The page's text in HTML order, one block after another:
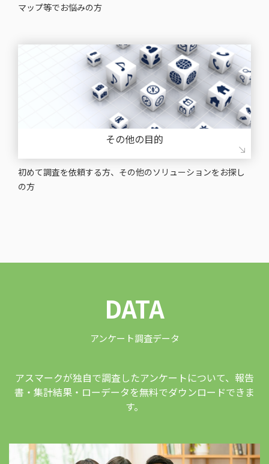
マップ等でお悩みの⽅
その他の目的
初めて調査を依頼する⽅、その他のソリューションをお探し
の⽅
DATA
アンケート調査データ
アスマークが独自で調査したアンケートについて、報告
書・集計結果・ローデータを無料でダウンロードできま
す。